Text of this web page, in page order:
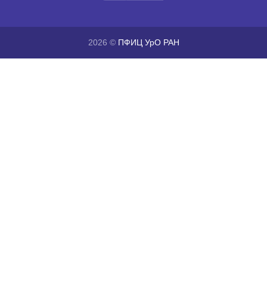
2026 © ПФИЦ УрО РАН